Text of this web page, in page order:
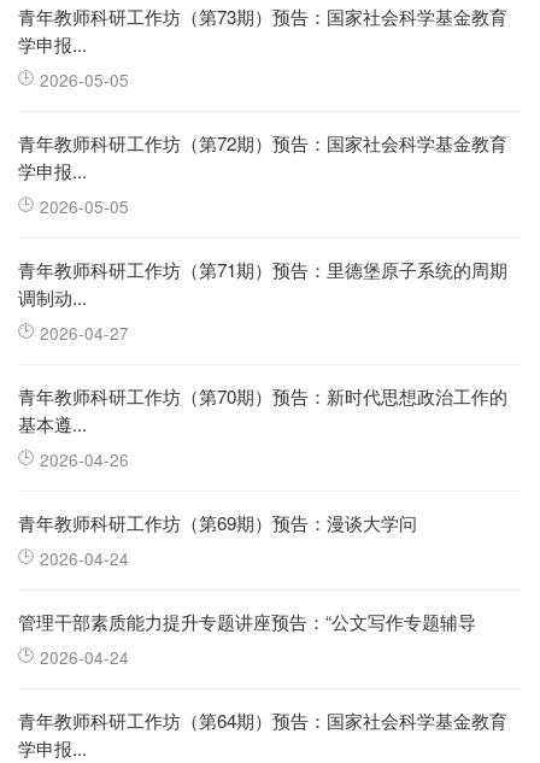
青年教师科研工作坊（第73期）预告：国家社会科学基金教育
学申报...
2026-05-05
青年教师科研工作坊（第72期）预告：国家社会科学基金教育
学申报...
2026-05-05
青年教师科研工作坊（第71期）预告：里德堡原子系统的周期
调制动...
2026-04-27
青年教师科研工作坊（第70期）预告：新时代思想政治工作的
基本遵...
2026-04-26
青年教师科研工作坊（第69期）预告：漫谈大学问
2026-04-24
管理干部素质能力提升专题讲座预告：“公文写作专题辅导
2026-04-24
青年教师科研工作坊（第64期）预告：国家社会科学基金教育
学申报...